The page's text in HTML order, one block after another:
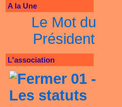
A la Une
Le Mot du
Président
L'association
01 -
Les statuts